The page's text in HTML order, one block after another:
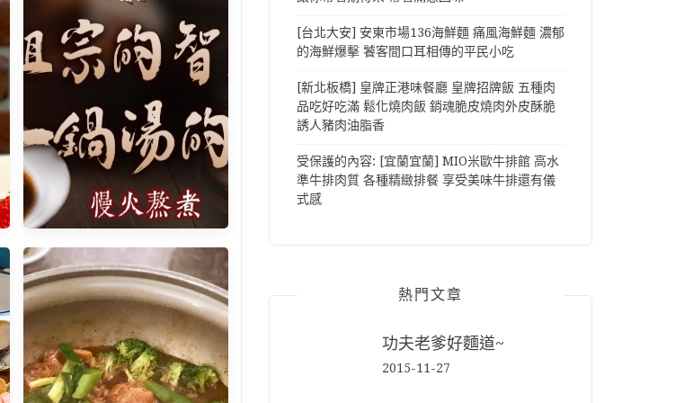
網友推薦 • 精燉補湯 一年四季
都可以喝 康寶藥燉排骨全新網
路品牌 老祖宗藥膳排骨
[台北大安] 安東市場136海鮮麵 痛風海鮮麵 濃郁
的海鮮爆擊 饕客間口耳相傳的平民小吃
[新北板橋] 皇牌正港味餐廳 皇牌招牌飯 五種肉
品吃好吃滿 鬆化燒肉飯 銷魂脆皮燒肉外皮酥脆
誘人豬肉油脂香
受保護的內容: [宜蘭宜蘭] MIO米歐牛排館 高水
準牛排肉質 各種精緻排餐 享受美味牛排還有儀
式感
熱門文章
功夫老爹好麵道~
2015-11-27